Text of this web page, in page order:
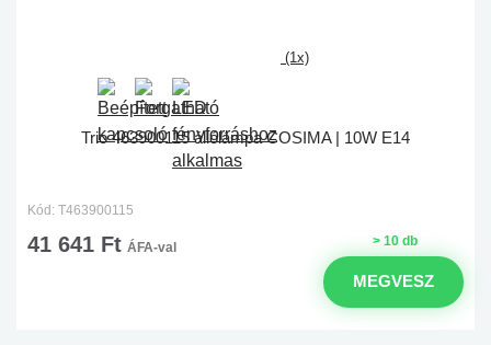
(1x)
Trio 463900115 állólámpa COSIMA | 10W E14
Kód: T463900115
> 10 db
41 641 Ft ÁFA-val
MEGVESZ